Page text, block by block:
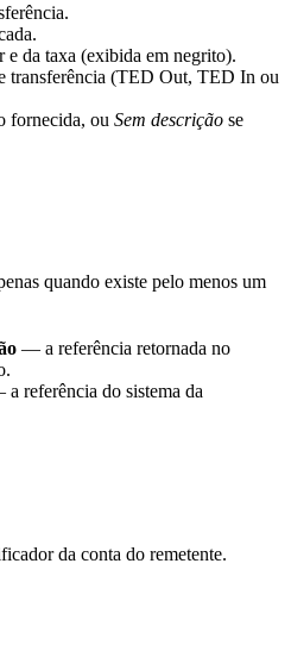
da taxa (exibida em negrito).
transferência (TED Out, TED In ou
fornecida, ou Sem descrição se
quando existe pelo menos um
— a referência retornada no
referência do sistema da
da conta do remetente.